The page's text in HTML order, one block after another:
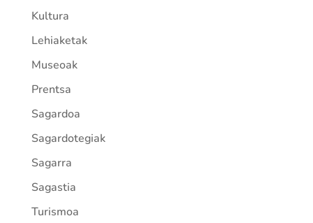
Kultura
Lehiaketak
Museoak
Prentsa
Sagardoa
Sagardotegiak
Sagarra
Sagastia
Turismoa